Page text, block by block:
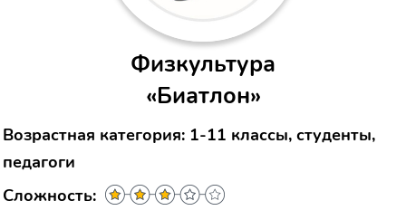
Физкультура
«Биатлон»
Возрастная категория: 1-11 классы, студенты,
педагоги
Сложность: